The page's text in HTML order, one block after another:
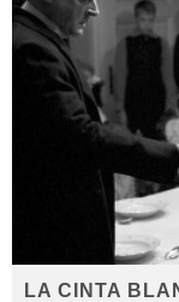
LA CINTA